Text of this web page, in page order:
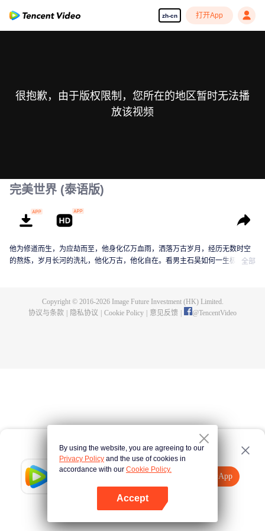
zh-cn 打开App
Tencent Video
打开App
点击此处
很抱歉，由于版权限制，您所在的地区暂时无法播
放该视频
完美世界 (泰语版)
他为修道而生，为应劫而至，他身化亿万血雨，洒落万古岁月，经历无数时空
的熬炼，岁月长河的洗礼，他化万古，他化自在。看男主石昊如何一生极致辉
全部
Copyright © 2016-2026Image Future Investment (HK) Limited.
协议与条款
隐私协议 Cookie Policy 意见反馈 @TencentVideo
By using the website, you are agreeing to our
Privacy Policy and the use of cookies in
accordance with our Cookie Policy.
Accept